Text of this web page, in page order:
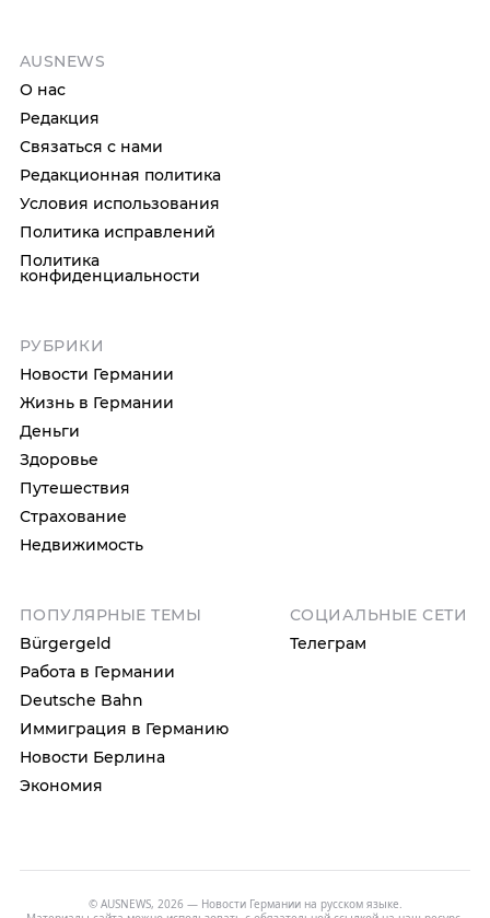
AUSNEWS
О нас
Редакция
Связаться с нами
Редакционная политика
Условия использования
Политика исправлений
Политика
конфиденциальности
РУБРИКИ
Новости Германии
Жизнь в Германии
Деньги
Здоровье
Путешествия
Страхование
Недвижимость
ПОПУЛЯРНЫЕ ТЕМЫ
Bürgergeld
Работа в Германии
Deutsche Bahn
Иммиграция в Германию
Новости Берлина
Экономия
СОЦИАЛЬНЫЕ СЕТИ
Телеграм
© AUSNEWS, 2026 — Новости Германии на русском языке.